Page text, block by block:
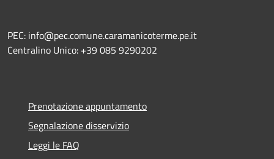
PEC: info@pec.comune.caramanicoterme.pe.it
Centralino Unico: +39 085 9290202
Prenotazione appuntamento
Segnalazione disservizio
Leggi le FAQ